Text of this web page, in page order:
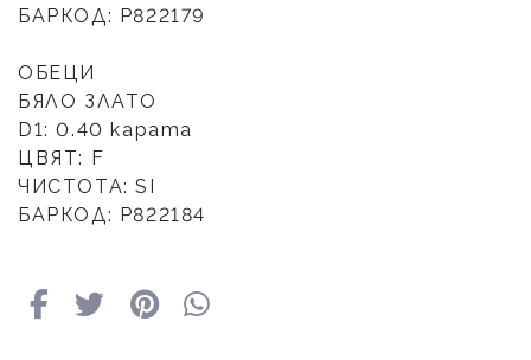
БАРКОД: Р822179
ОБЕЦИ
БЯЛО ЗЛАТО
D1: 0.40 карата
ЦВЯТ: F
ЧИСТОТА: SI
БАРКОД: Р822184